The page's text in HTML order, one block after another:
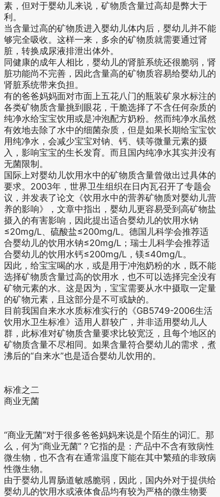
素，但对于婴幼儿来说，矿物质含量过高却是弊大于
利。
当含量过高的矿物质进入婴幼儿体内后，婴幼儿并不能
够完全吸收。这样一来，多余的矿物质就需要通过肾
脏，转换成尿液排泄出体外。
同健康的成年人相比，婴幼儿的肾脏系统还很脆弱，肾
脏功能尚不完善，因此含量高的矿物质容易给婴幼儿的
肾脏系统带来负担。
有的爸爸妈妈面对市面上五花八门的瓶装矿泉水标注的
各类矿物质含量挑到眼花，干脆选择了不含任何杂质的
纯净水给宝宝饮用或是冲泡配方奶粉。然而纯净水虽然
有效地去除了水中的细菌杂质，但是如果长期给宝宝饮
用纯净水，会减少宝宝对钠、钙、镁等微量元素的摄
入，影响宝宝的生长发育。而且国内纯净水其实并没有
无菌限制。
国际上对婴幼儿饮用水中的矿物质含量曾做出过具体的
要求。2003年，世界卫生组织在日内瓦召开了专题会
议，并发表了论文《饮用水中的营养矿物质对婴幼儿营
养的影响》，文章中指出，婴幼儿更容易受到高矿物盐
摄入的有害影响，因此提出适合婴幼儿的饮用水钠
≤20mg/L、硫酸盐≤200mg/L。德国儿科学会推荐适
合婴幼儿的饮用水钠≤20mg/L；瑞士儿科学会推荐适
合婴幼儿的饮用水钙≤200mg/L，镁≤40mg/L。
因此，给宝宝喝的水，或是用于冲泡奶粉的水，既不能
选择矿物质含量过高的饮用水，也不可以选择完全没有
矿物元素的水。这是因为，宝宝需要从水中摄取一定量
的矿物元素，且这部分是不可或缺的。
目前我国自来水水质标准实行的《GB5749-2006生活
饮用水卫生标准》适用人群较广，并非适用婴幼儿人
群，此标准对矿物质含量要求比较宽泛，且每个地区的
矿物质含量不尽相同。如果含量符合婴幼儿的需求，煮
沸后的“自来水”也是适合婴幼儿饮用的。
标准之二
商业无菌
“商业无菌”对于很多爸爸妈妈来说是个陌生的词汇。那
么，何为“商业无菌”？它指的是：产品中不含有致病性
微生物，也不含有在通常温度下能在其中繁殖的非致病
性微生物。
由于婴幼儿胃肠道敏感脆弱，因此，国内外对于提供给
婴幼儿的饮用水或液体食品均有较为严格的微生物要